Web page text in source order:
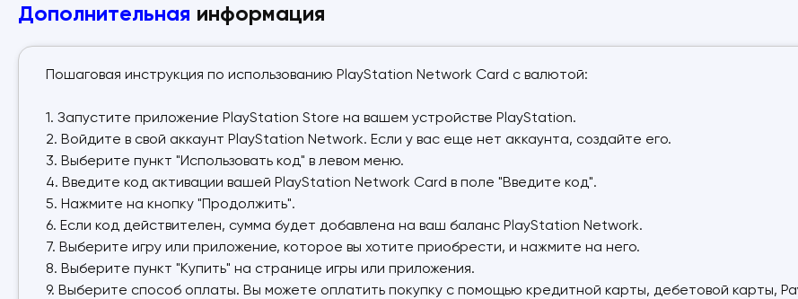
Дополнительная информация
Пошаговая инструкция по использованию PlayStation Network Card с валютой:
1. Запустите приложение PlayStation Store на вашем устройстве PlayStation.
2. Войдите в свой аккаунт PlayStation Network. Если у вас еще нет аккаунта, создайте его.
3. Выберите пункт "Использовать код" в левом меню.
4. Введите код активации вашей PlayStation Network Card в поле "Введите код".
5. Нажмите на кнопку "Продолжить".
6. Если код действителен, сумма будет добавлена на ваш баланс PlayStation Network.
7. Выберите игру или приложение, которое вы хотите приобрести, и нажмите на него.
8. Выберите пункт "Купить" на странице игры или приложения.
9. Выберите способ оплаты. Вы можете оплатить покупку с помощью кредитной карты, дебетовой карты,